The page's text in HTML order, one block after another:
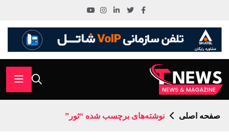
صفحه اصلی نوشته‌های برچسب شده “ثور”